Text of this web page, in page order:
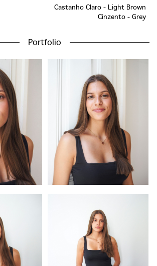
Castanho Claro - Light Brown
Cinzento - Grey
Portfolio